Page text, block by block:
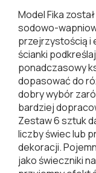
Model Fika
sodowo-
przejrzystością i
ścianki
ponadczasowy
dopasować do
dobry wybór
bardziej
Zestaw 6 sztuk
liczby świec lub
dekoracji.
jako świeczniki